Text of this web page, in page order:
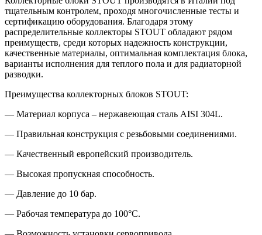
тщательным контролем, проходя многочисленные тесты и
сертификацию оборудования. Благодаря этому
распределительные коллекторы STOUT обладают рядом
преимуществ, среди которых надежность конструкции,
качественные материалы, оптимальная комплектация блока,
варианты исполнения для теплого пола и для радиаторной
разводки.
Преимущества коллекторных блоков STOUT:
— Материал корпуса – нержавеющая сталь AISI 304L.
— Правильная конструкция с резьбовыми соединениями.
— Качественный европейский производитель.
— Высокая пропускная способность.
— Давление до 10 бар.
— Рабочая температура до 100°С.